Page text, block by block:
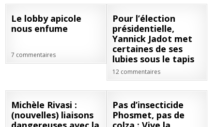
Le lobby apicole
nous enfume
7 commentaires
Pour l’élection
présidentielle,
Yannick Jadot met
certaines de ses
lubies sous le tapis
12 commentaires
2022
Michèle Rivasi :
(nouvelles) liaisons
2022
Pas d’insecticide
Phosmet, pas de